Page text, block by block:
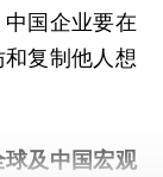
国企业要在
复制他人想
球及中国宏观